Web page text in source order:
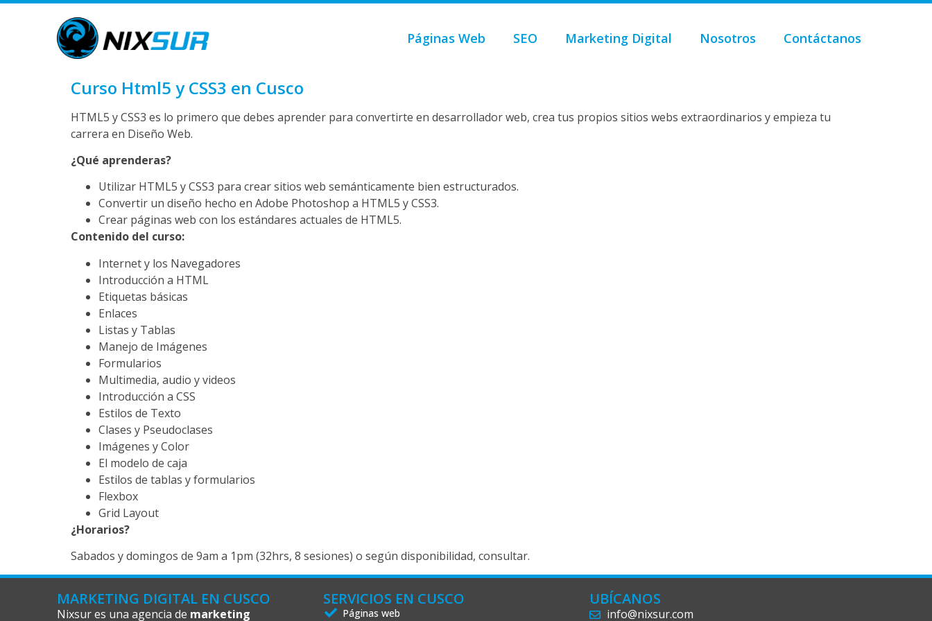
Páginas Web SEO Marketing Digital Nosotros Contáctanos
Curso Html5 y CSS3 en Cusco
HTML5 y CSS3 es lo primero que debes aprender para convertirte en desarrollador web, crea tus propios sitios webs extraordinarios y empieza tu
carrera en Diseño Web.
¿Qué aprenderas?
Utilizar HTML5 y CSS3 para crear sitios web semánticamente bien estructurados.
Convertir un diseño hecho en Adobe Photoshop a HTML5 y CSS3.
Crear páginas web con los estándares actuales de HTML5.
Contenido del curso:
Internet y los Navegadores
Introducción a HTML
Etiquetas básicas
Enlaces
Listas y Tablas
Manejo de Imágenes
Formularios
Multimedia, audio y videos
Introducción a CSS
Estilos de Texto
Clases y Pseudoclases
Imágenes y Color
El modelo de caja
Estilos de tablas y formularios
Flexbox
Grid Layout
¿Horarios?
Sabados y domingos de 9am a 1pm (32hrs, 8 sesiones) o según disponibilidad, consultar.
MARKETING DIGITAL EN CUSCO
Nixsur es una agencia de marketing
SERVICIOS EN CUSCO
Páginas web
UBÍCANOS
info@nixsur.com